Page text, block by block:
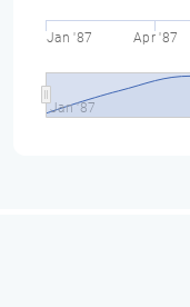
Jan '87 Apr '87
Jan '87